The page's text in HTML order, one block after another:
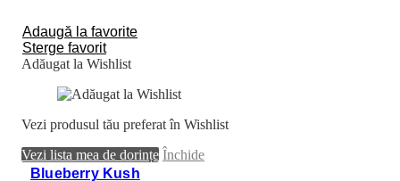
Adaugă la favorite
Sterge favorit
Adăugat la Wishlist
Vezi produsul tău preferat în Wishlist
Vezi lista mea de dorințe Închide
Blueberry Kush